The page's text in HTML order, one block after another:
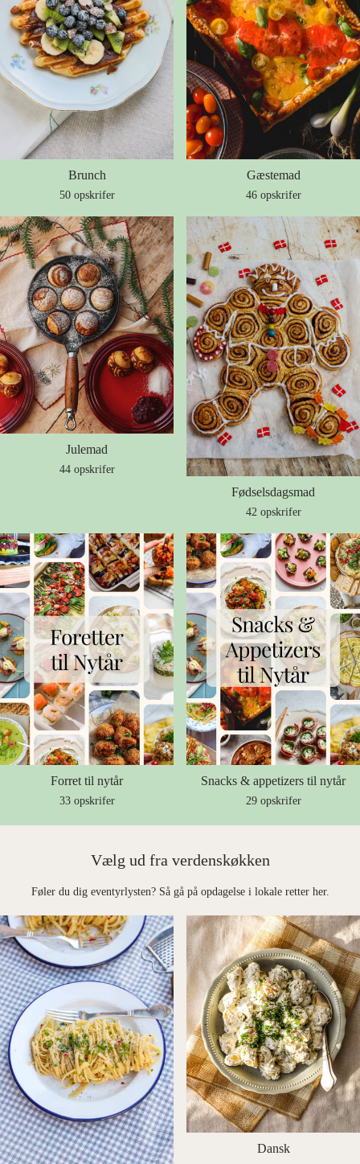
Brunch
50 opskrifer
Gæstemad
46 opskrifer
Julemad
44 opskrifer
Fødselsdagsmad
42 opskrifer
Forret til nytår
33 opskrifer
Snacks & appetizers til nytår
29 opskrifer
Vælg ud fra verdenskøkken
Føler du dig eventyrlysten? Så gå på opdagelse i lokale retter her.
Dansk